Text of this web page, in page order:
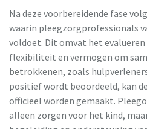
Na deze voorbereidende fase
waarin pleegzorgprofessionals
voldoet. Dit omvat het
flexibiliteit en vermogen om
betrokkenen, zoals
positief wordt beoordeeld, kan
officieel worden gemaakt.
alleen zorgen voor het kind,